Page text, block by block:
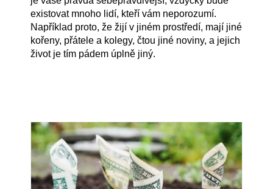
existovat mnoho lidí, kteří vám neporozumí.
Například proto, že žijí v jiném prostředí, mají jiné
kořeny, přátele a kolegy, čtou jiné noviny, a jejich
život je tím pádem úplně jiný.